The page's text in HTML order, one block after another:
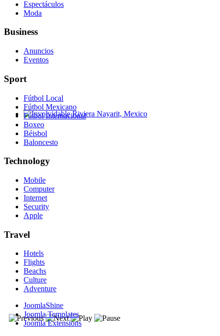
Involvidable Riviera Nayarit, Mexico
Espectáculos
Moda
Business
Anuncios
Eventos
Sport
Fútbol Local
Fútbol Mexicano
Fútbol Internacional
Boxeo
Béisbol
Baloncesto
Technology
Mobile
Computer
Internet
Security
Apple
Travel
Hotels
Flights
Beachs
Culture
Adventure
JoomlaShine
Joomla Templates
Joomla Extensions